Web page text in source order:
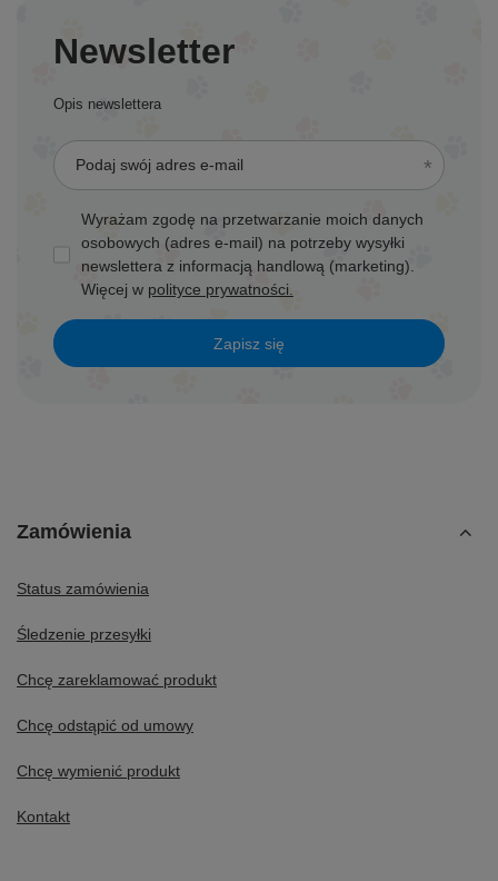
Newsletter
Opis newslettera
Podaj swój adres e-mail
Wyrażam zgodę na przetwarzanie moich danych
osobowych (adres e-mail) na potrzeby wysyłki
newslettera z informacją handlową (marketing).
Więcej w polityce prywatności.
Zapisz się
Zamówienia
Status zamówienia
Śledzenie przesyłki
Chcę zareklamować produkt
Chcę odstąpić od umowy
Chcę wymienić produkt
Kontakt